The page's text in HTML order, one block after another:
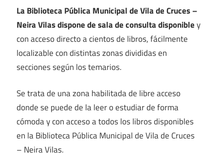
La Biblioteca Pública Municipal de Vila de Cruces –
Neira Vilas dispone de sala de consulta disponibley
con acceso directo a cientos de libros, fácilmente
localizable con distintas zonas divididas en
secciones según los temarios.
Se trata de una zona habilitada de libre acceso
donde se puede de la leer o estudiar de forma
cómoda y con acceso a todos los libros disponibles
en la Biblioteca Pública Municipal de Vila de Cruces
– Neira Vilas.